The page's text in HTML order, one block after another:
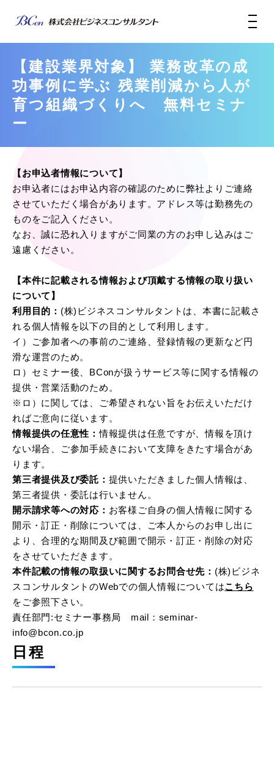
【建設業界対象】 業務改革の成
功事例に学ぶ 残業削減から人が
育つ組織づくりへ 無料セミナ
ー
【お申込者情報について】
お申込者にはお申込内容の確認のために弊社よりご連絡
させていただく場合があります。アドレス等は勤務先の
ものをご記入ください。
なお、誠に恐れ入りますがご同業の方のお申し込みはご
遠慮ください。
【本件に記載される情報および頂戴する情報の取り扱い
について】
利用目的： (株)ビジネスコンサルタントは、本書に記載さ
れる個人情報を以下の目的として利用します。
イ）ご参加者への事前のご連絡、登録情報の更新など円
滑な運営のため。
ロ）セミナー後、BConが扱うサービス等に関する情報の
提供・営業活動のため。
※ロ）に関しては、ご希望されない旨をお伝えいただけ
ればご意向に従います。
情報提供の任意性：情報提供は任意ですが、情報を頂け
ない場合、ご参加手続きにおいて支障をきたす場合があ
ります。
第三者提供及び委託： 提供いただきました個人情報は、
第三者提供・委託は行いません。
開示請求等への対応： お客様ご自身の個人情報に関する
開示・訂正・削除については、ご本人からのお申し出に
より、合理的な期間及び範囲で開示・訂正・削除の対応
をさせていただきます。
本件記載の情報の取扱いに関するお問合せ先： (株)ビジネ
スコンサルタントのWebでの個人情報についてはこちら
をご参照下さい。
責任部門:セミナー事務局 mail：seminar-
info@bcon.co.jp
日程